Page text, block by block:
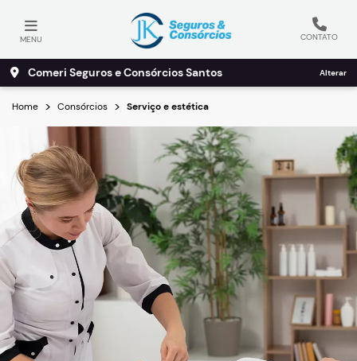
MENU CONTATO
Comeri Seguros e Consórcios Santos Alterar
Home Consórcios Serviço e estética